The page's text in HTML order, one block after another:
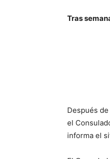
Tras
Después
el
informa el